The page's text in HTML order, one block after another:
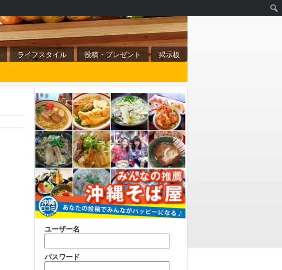
ライフスタイル 投稿・プレゼント
掲示板
ユーザー名
パスワード